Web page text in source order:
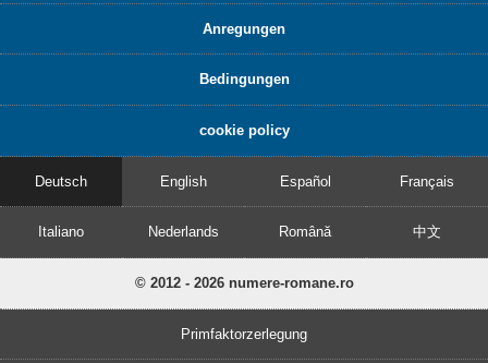
Anregungen
Bedingungen
cookie policy
Deutsch English Español Français
Italiano Nederlands Română 中文
© 2012 - 2026 numere-romane.ro
Primfaktorzerlegung